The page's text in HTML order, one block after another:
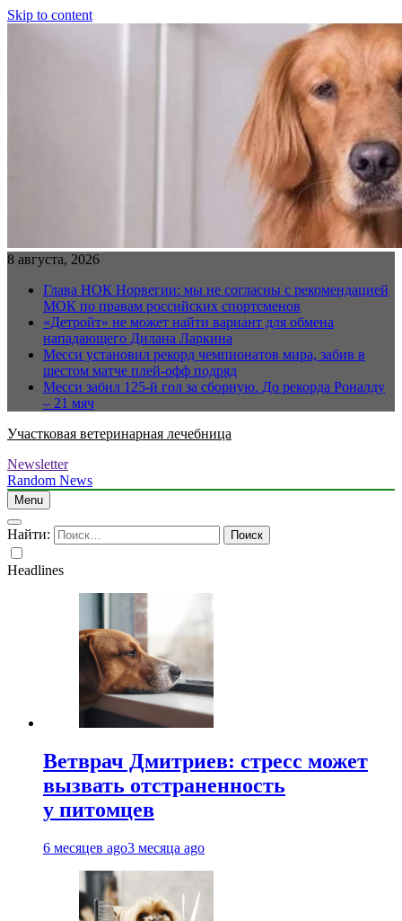
Skip to content
8 августа, 2026
Глава НОК Норвегии: мы не согласны с рекомендацией
МОК по правам российских спортсменов
«Детройт» не может найти вариант для обмена
нападающего Дилана Ларкина
Месси установил рекорд чемпионатов мира, забив в
шестом матче плей‑офф подряд
Месси забил 125-й гол за сборную. До рекорда Роналду
– 21 мяч
Участковая ветеринарная лечебница
Newsletter
Random News
Menu
Найти:
Headlines
Ветврач Дмитриев: стресс может
вызвать отстраненность
у питомцев
6 месяцев ago3 месяца ago